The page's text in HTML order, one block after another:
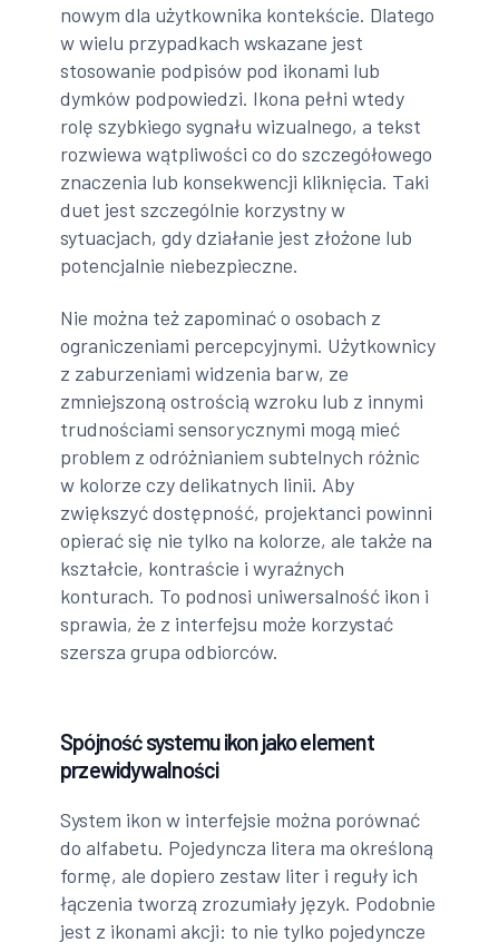
nowym dla użytkownika kontekście. Dlatego
w wielu przypadkach wskazane jest
stosowanie podpisów pod ikonami lub
dymków podpowiedzi. Ikona pełni wtedy
rolę szybkiego sygnału wizualnego, a tekst
rozwiewa wątpliwości co do szczegółowego
znaczenia lub konsekwencji kliknięcia. Taki
duet jest szczególnie korzystny w
sytuacjach, gdy działanie jest złożone lub
potencjalnie niebezpieczne.
Nie można też zapominać o osobach z
ograniczeniami percepcyjnymi. Użytkownicy
z zaburzeniami widzenia barw, ze
zmniejszoną ostrością wzroku lub z innymi
trudnościami sensorycznymi mogą mieć
problem z odróżnianiem subtelnych różnic
w kolorze czy delikatnych linii. Aby
zwiększyć dostępność, projektanci powinni
opierać się nie tylko na kolorze, ale także na
kształcie, kontraście i wyraźnych
konturach. To podnosi uniwersalność ikon i
sprawia, że z interfejsu może korzystać
szersza grupa odbiorców.
Spójność systemu ikon jako element
przewidywalności
System ikon w interfejsie można porównać
do alfabetu. Pojedyncza litera ma określoną
formę, ale dopiero zestaw liter i reguły ich
łączenia tworzą zrozumiały język. Podobnie
jest z ikonami akcji: to nie tylko pojedyncze